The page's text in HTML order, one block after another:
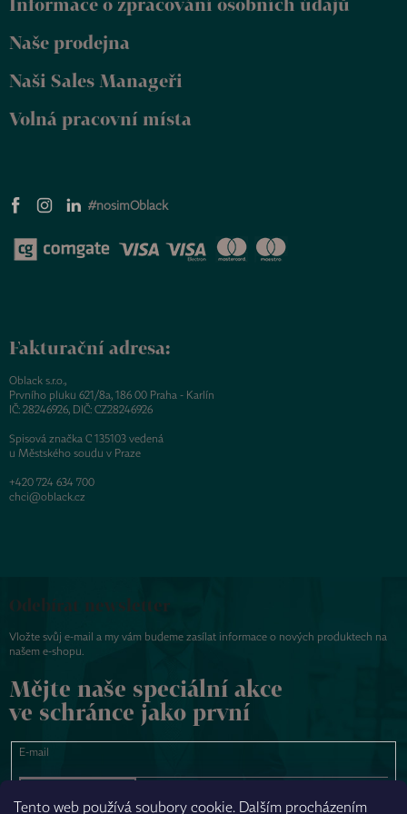
Tento web používá soubory cookie. Dalším procházením
Naše prodejna
Naši Sales Manageři
Volná pracovní místa
#nosimOblack
Fakturační adresa:
Oblack s.r.o.,
Prvního pluku 621/8a, 186 00 Praha - Karlín
IČ: 28246926, DIČ: CZ28246926
Spisová značka C 135103 vedená
u Městského soudu v Praze
+420 724 634 700
chci@oblack.cz
Odebírat newsletter
Vložte svůj e-mail a my vám budeme zasílat informace o nových produktech na
našem e-shopu.
Mějte naše speciální akce
ve schránce jako první
E-mail